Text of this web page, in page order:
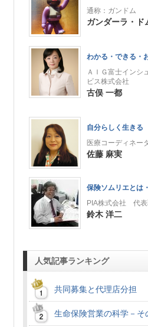
通称：ガンドム
ガンダーラ・ド
わかる・できる・
ＡＩＧ富士インシ
ビス株式会社
古俣 一都
自分らしく生きる
医療コーディネー
佐藤 麻実
保険ソムリエとは
PIA株式会社 代表
鈴木 洋二
人気記事ランキング
共同募集と代理店分担
生命保険営業の科学－そ